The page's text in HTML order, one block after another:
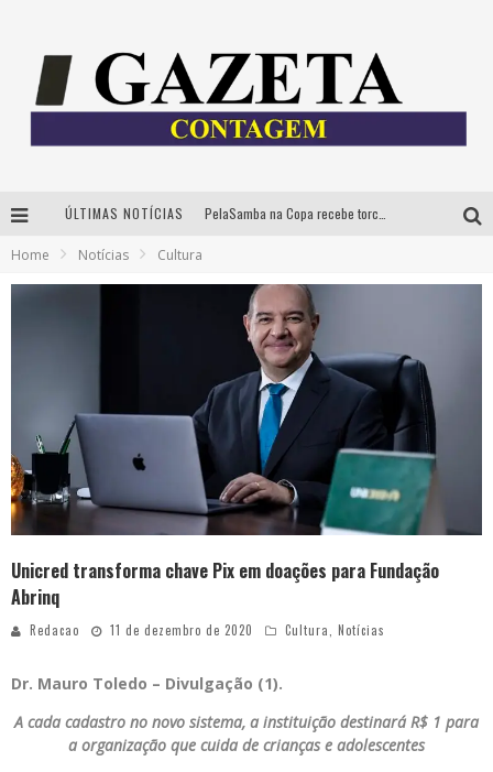
ÚLTIMAS NOTÍCIAS
Home Notícias Cultura
Unicred transforma chave Pix em doações para Fundação
Abrinq
Redacao 11 de dezembro de 2020 Cultura, Notícias
Dr. Mauro Toledo – Divulgação (1).
A cada cadastro no novo sistema, a instituição destinará R$ 1 para
a organização que cuida de crianças e adolescentes